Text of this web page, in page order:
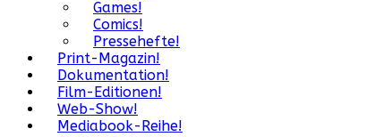
Games!
Comics!
Pressehefte!
Print-Magazin!
Dokumentation!
Film-Editionen!
Web-Show!
Mediabook-Reihe!